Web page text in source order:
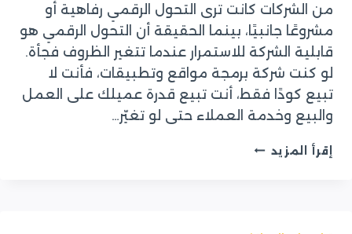
من الشركات كانت ترى التحول الرقمي رفاهية أو
مشروعًا جانبيًا، بينما الحقيقة أن التحول الرقمي هو
قابلية الشركة للاستمرار عندما تتغير الظروف فجأة.
لو كنت شركة برمجة مواقع وتطبيقات، فأنت لا
تبيع كودًا فقط، أنت تبيع قدرة عميلك على العمل
والبيع وخدمة العملاء حتى لو تغيّر…
إقرأ المزيد خريطة